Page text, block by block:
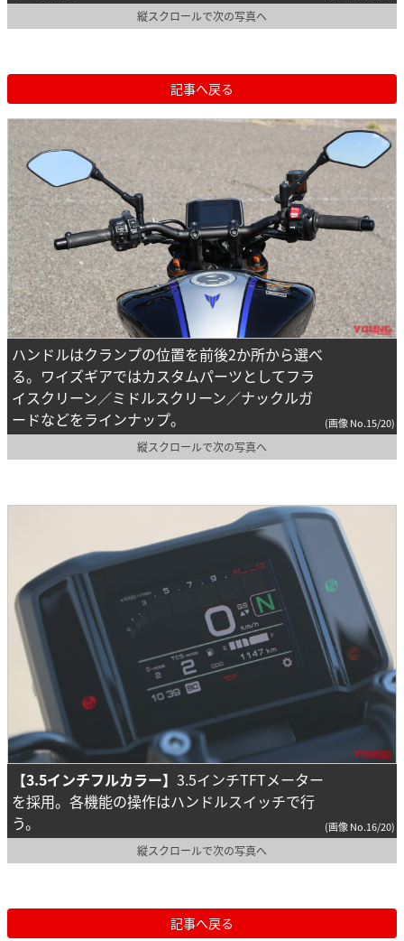
縦スクロールで次の写真へ
記事へ戻る
ハンドルはクランプの位置を前後2か所から選べ
る。ワイズギアではカスタムパーツとしてフラ
イスクリーン／ミドルスクリーン／ナックルガ
ードなどをラインナップ。
(画像 No.15/20)
縦スクロールで次の写真へ
【3.5インチフルカラー】 3.5インチTFTメーター
を採用。各機能の操作はハンドルスイッチで行
う。
(画像 No.16/20)
縦スクロールで次の写真へ
記事へ戻る